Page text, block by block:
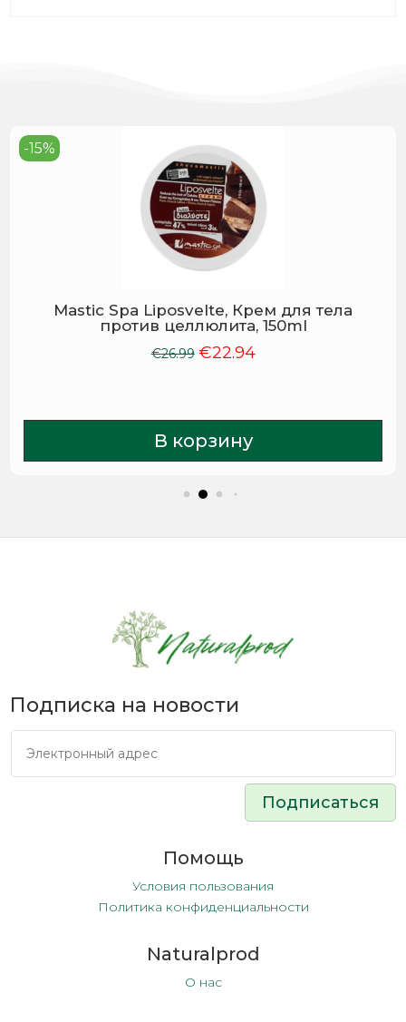
-15%
Mastic Spa Liposvelte, Крем для тела
против целлюлита, 150ml
€26.99 Первоначальная
€22.94Текущая
В корзину
Подписка на новости
Подписаться
Помощь
Условия пользования
Политика конфиденциальности
Naturalprod
О нас